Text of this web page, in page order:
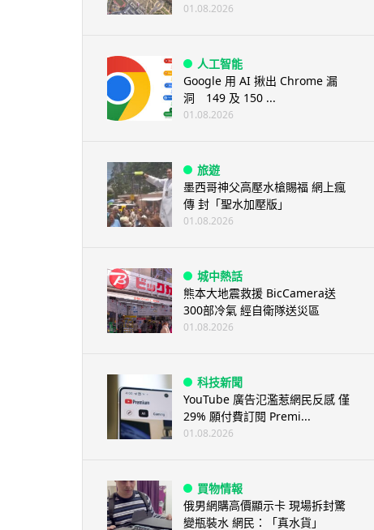
01.08.2026
人工智能
Google 用 AI 揪出 Chrome 漏
洞 149 及 150 ...
01.08.2026
旅遊
墨西哥神父高壓水槍賜福 網上瘋
傳 封「聖水加壓版」
01.08.2026
城中熱話
熊本大地震救援 BicCamera送
300部冷氣 經自衛隊送災區
01.08.2026
科技新聞
YouTube 廣告氾濫惹網民反感 僅
29% 願付費訂閱 Premi...
01.08.2026
買物情報
俄男網購高價顯示卡 現場拆封驚
變瓶裝水 網民：「真水貨」